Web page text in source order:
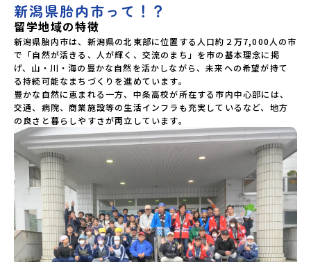
新潟県胎内市って！？
留学地域の特徴
新潟県胎内市は、新潟県の北東部に位置する人口約２万7,000人の市
で「自然が活きる、人が輝く、交流のまち」を市の基本理念に掲
げ、山・川・海の豊かな自然を活かしながら、未来への希望が持て
る持続可能なまちづくりを進めています。
豊かな自然に恵まれる一方、中条高校が所在する市内中心部には、
交通、病院、商業施設等の生活インフラも充実しているなど、地方
の良さと暮らしやすさが両立しています。